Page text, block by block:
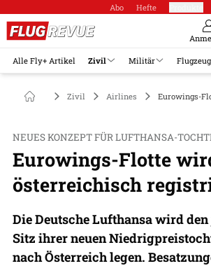
Abo Hefte
Alle Fly+ Artikel Zivil Militär
Zivil Airlines Eurowings-
NEUES KONZEPT FÜR LUFTHANSA-
Eurowings-Flotte
österreichisch
Die Deutsche Lufthansa wird
Sitz ihrer neuen
nach Österreich legen.